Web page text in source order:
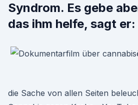
Syndrom. Es gebe
das ihm helfe, sagt
die Sache von allen Seiten